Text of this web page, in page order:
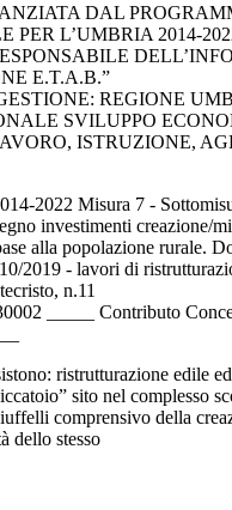
DAL
PER L’UMBRIA 2014-
E.T.A.B.”
REGIONE
SVILUPPO
ISTRUZIONE,
2022 Misura 7 -
investimenti creazione/
alla popolazione rurale.
2019 - lavori di
n.11
_____ Contributo
ristrutturazione edile
sito nel complesso
comprensivo della
dello stesso